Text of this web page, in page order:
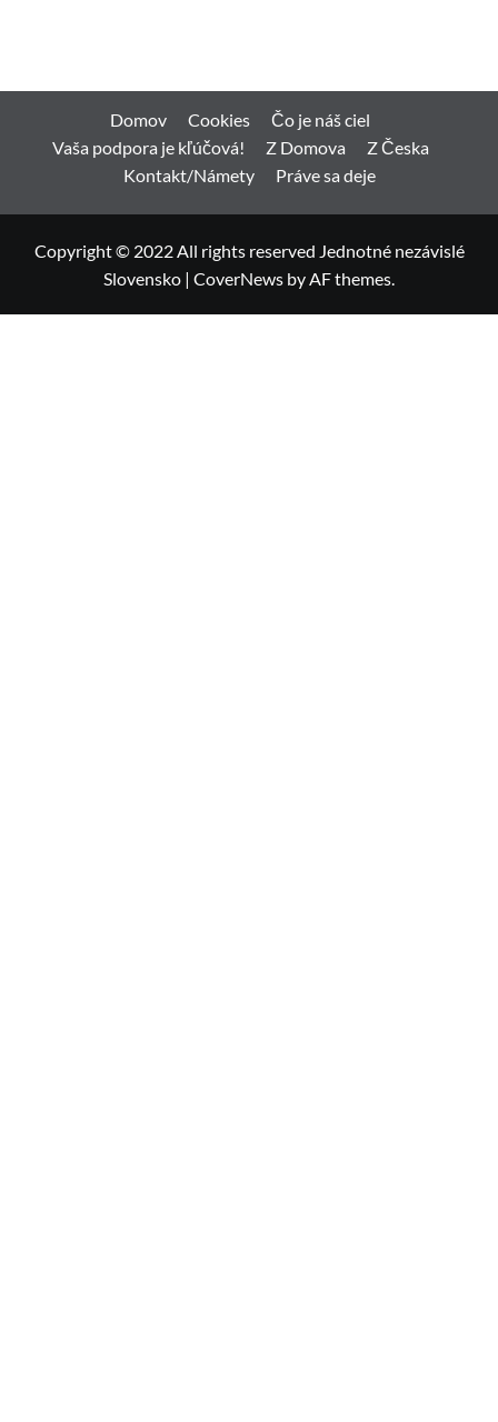
Domov Cookies
Čo je náš ciel
Vaša podpora je kľúčová!
Z Domova
Z Česka
Kontakt/Námety
Práve sa deje
Copyright © 2022 All rights reserved Jednotné nezávislé
Slovensko | CoverNews by AF themes.